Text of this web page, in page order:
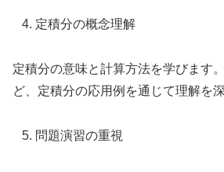
定積分の概念理解
定積分の意味と計算方法を学びます
ど、定積分の応用例を通じて理解を深
問題演習の重視